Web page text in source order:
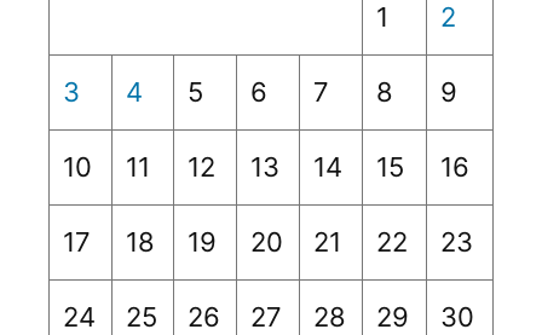
1 2
3 4 5 6 7 8 9
10 11 12 13 14 15 16
17 18 19 20 21 22 23
24 25 26 27 28 29 30